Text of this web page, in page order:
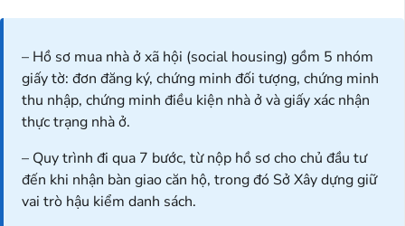
– Hồ sơ mua nhà ở xã hội (social housing) gồm 5 nhóm
giấy tờ: đơn đăng ký, chứng minh đối tượng, chứng minh
thu nhập, chứng minh điều kiện nhà ở và giấy xác nhận
thực trạng nhà ở.
– Quy trình đi qua 7 bước, từ nộp hồ sơ cho chủ đầu tư
đến khi nhận bàn giao căn hộ, trong đó Sở Xây dựng giữ
vai trò hậu kiểm danh sách.